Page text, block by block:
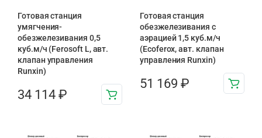
Готовая станция
умягчения-
обезжелезивания 0,5
куб.м/ч (Ferosoft L, авт.
клапан управления
Runxin)
34 114 ₽
Готовая станция
обезжелезивания c
аэрацией 1,5 куб.м/ч
(Ecoferox, авт. клапан
управления Runxin)
51 169 ₽